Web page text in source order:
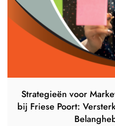
Strategieën voor
bij Friese Poort: